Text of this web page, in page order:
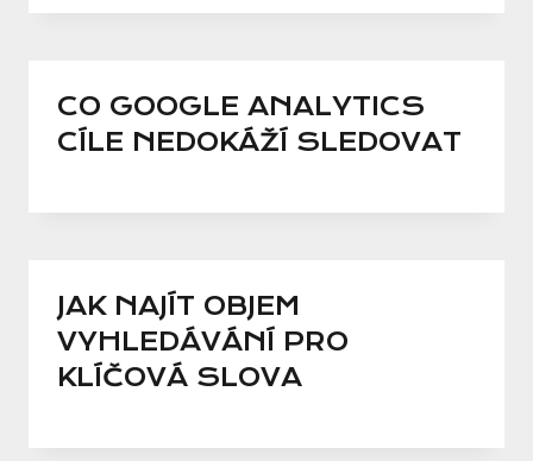
CO GOOGLE ANALYTICS
CÍLE NEDOKÁŽÍ SLEDOVAT
JAK NAJÍT OBJEM
VYHLEDÁVÁNÍ PRO
KLÍČOVÁ SLOVA